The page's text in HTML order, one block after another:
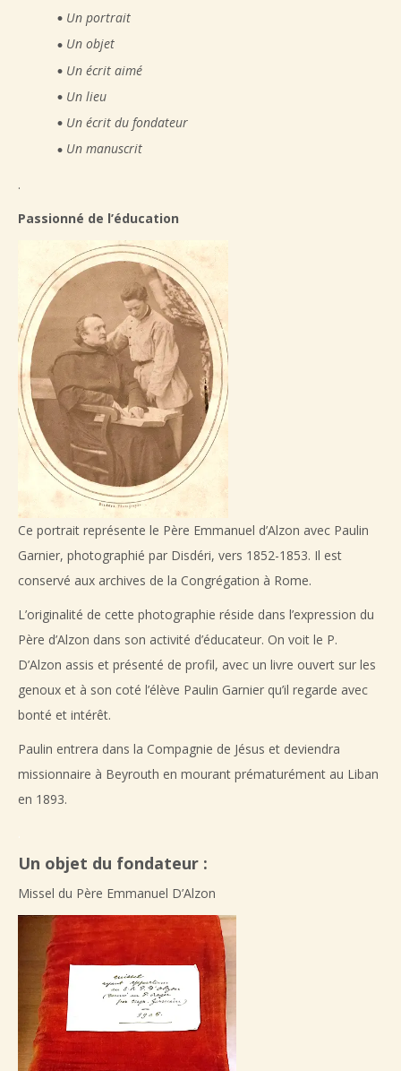
Un portrait
Un objet
Un écrit aimé
Un lieu
Un écrit du fondateur
Un manuscrit
.
Passionné de l’éducation
Ce portrait représente le Père Emmanuel d’Alzon avec Paulin
Garnier, photographié par Disdéri, vers 1852-1853. Il est
conservé aux archives de la Congrégation à Rome.
L’originalité de cette photographie réside dans l’expression du
Père d’Alzon dans son activité d’éducateur. On voit le P.
D’Alzon assis et présenté de profil, avec un livre ouvert sur les
genoux et à son coté l’élève Paulin Garnier qu’il regarde avec
bonté et intérêt.
Paulin entrera dans la Compagnie de Jésus et deviendra
missionnaire à Beyrouth en mourant prématurément au Liban
en 1893.
Un objet du fondateur :
Missel du Père Emmanuel D’Alzon